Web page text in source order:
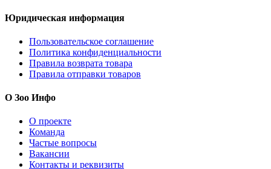
Юридическая информация
Пользовательское соглашение
Политика конфиденциальности
Правила возврата товара
Правила отправки товаров
О Зоо Инфо
О проекте
Команда
Частые вопросы
Вакансии
Контакты и реквизиты